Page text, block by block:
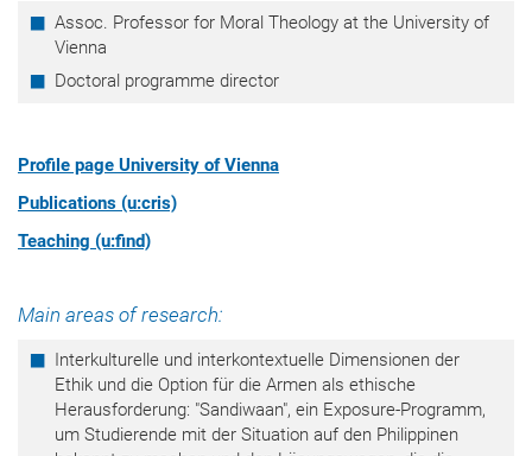
Assoc. Professor for Moral Theology at the University of
Vienna
Doctoral programme director
Profile page University of Vienna
Publications (u:cris)
Teaching (u:find)
Main areas of research:
Interkulturelle und interkontextuelle Dimensionen der
Ethik und die Option für die Armen als ethische
Herausforderung: "Sandiwaan", ein Exposure-Programm,
um Studierende mit der Situation auf den Philippinen